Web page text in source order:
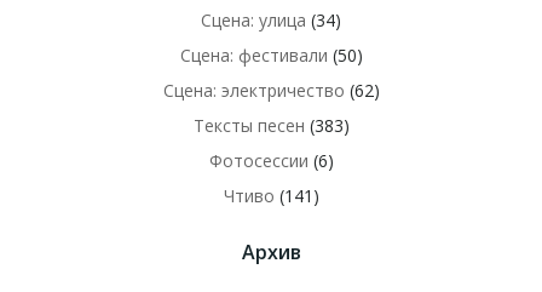
Сцена: улица (34)
Сцена: фестивали (50)
Сцена: электричество (62)
Тексты песен (383)
Фотосессии (6)
Чтиво (141)
Архив